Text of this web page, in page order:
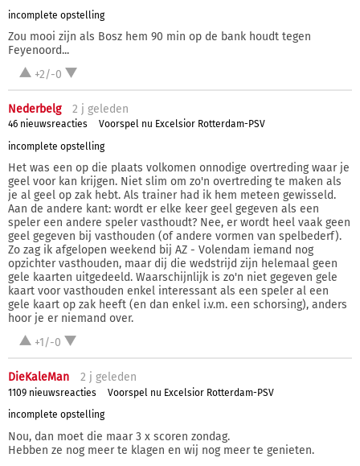
incomplete opstelling
Zou mooi zijn als Bosz hem 90 min op de bank houdt tegen
Feyenoord...
+2/-0
Nederbelg 2 j geleden
46 nieuwsreacties
Voorspel nu Excelsior Rotterdam-PSV
incomplete opstelling
Het was een op die plaats volkomen onnodige overtreding waar je
geel voor kan krijgen. Niet slim om zo'n overtreding te maken als
je al geel op zak hebt. Als trainer had ik hem meteen gewisseld.
Aan de andere kant: wordt er elke keer geel gegeven als een
speler een andere speler vasthoudt? Nee, er wordt heel vaak geen
geel gegeven bij vasthouden (of andere vormen van spelbederf).
Zo zag ik afgelopen weekend bij AZ - Volendam iemand nog
opzichter vasthouden, maar dij die wedstrijd zijn helemaal geen
gele kaarten uitgedeeld. Waarschijnlijk is zo'n niet gegeven gele
kaart voor vasthouden enkel interessant als een speler al een
gele kaart op zak heeft (en dan enkel i.v.m. een schorsing), anders
hoor je er niemand over.
+1/-0
DieKaleMan 2 j geleden
1109 nieuwsreacties
Voorspel nu Excelsior Rotterdam-PSV
incomplete opstelling
Nou, dan moet die maar 3 x scoren zondag.
Hebben ze nog meer te klagen en wij nog meer te genieten.